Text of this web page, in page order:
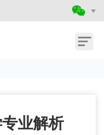
业解析